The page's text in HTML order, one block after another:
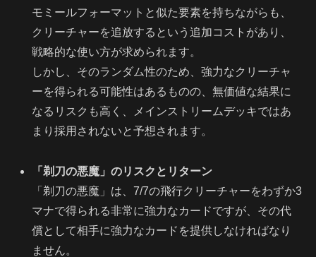
モミールフォーマットと似た要素を持ちながらも、
クリーチャーを追放するという追加コストがあり、
戦略的な使い方が求められます。
しかし、そのランダム性のため、強力なクリーチャ
ーを得られる可能性はあるものの、無価値な結果に
なるリスクも高く、メインストリームデッキではあ
まり採用されないと予想されます。
「剃刀の悪魔」のリスクとリターン
「剃刀の悪魔」は、7/7の飛行クリーチャーをわずか3
マナで得られる非常に強力なカードですが、その代
償として相手に強力なカードを提供しなければなり
ません。